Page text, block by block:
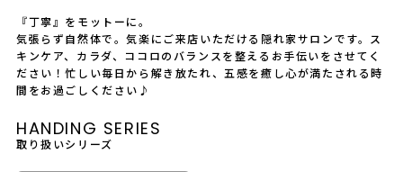
『丁寧』をモットーに。
気張らず自然体で。気楽にご来店いただける隠れ家サロンです。ス
キンケア、カラダ、ココロのバランスを整えるお手伝いをさせてく
ださい！忙しい毎日から解き放たれ、五感を癒し心が満たされる時
間をお過ごしください♪
HANDING SERIES
取り扱いシリーズ